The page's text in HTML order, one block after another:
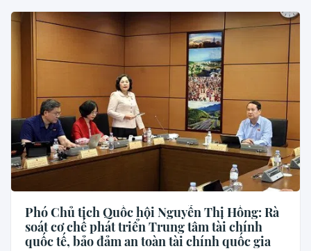
Phó Chủ tịch Quốc hội Nguyễn Thị Hồng: Rà
soát cơ chế phát triển Trung tâm tài chính
quốc tế, bảo đảm an toàn tài chính quốc gia